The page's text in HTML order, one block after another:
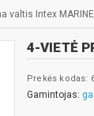
valtis Intex
4-VIETĖ
Prekės kodas:
Gamintojas: